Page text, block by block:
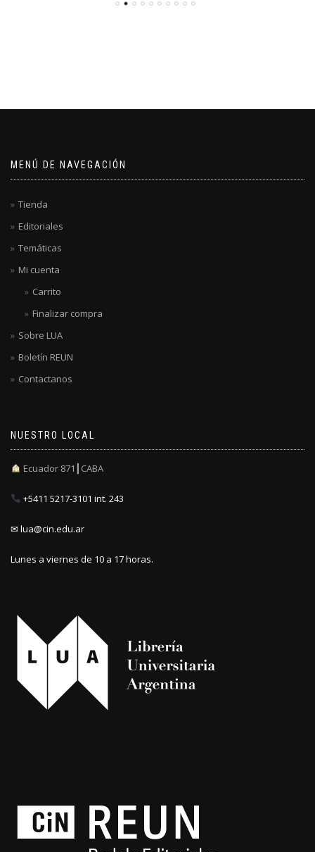
MENÚ DE NAVEGACIÓN
Tienda
Editoriales
Temáticas
Mi cuenta
Carrito
Finalizar compra
Sobre LUA
Boletín REUN
Contactanos
NUESTRO LOCAL
Ecuador 871┃CABA
+5411 5217-3101 int. 243
✉ lua@cin.edu.ar
Lunes a viernes de 10 a 17 horas.